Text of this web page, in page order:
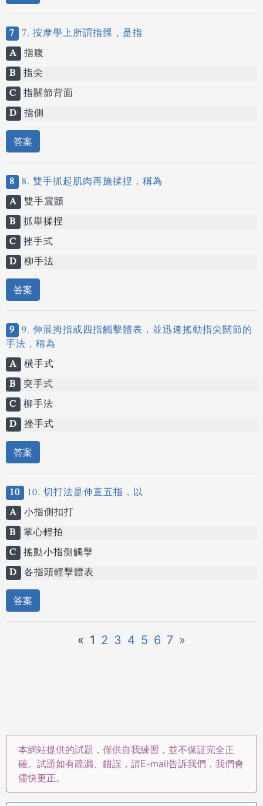
7 7. 按摩學上所謂指髁，是指
A 指腹
B 指尖
C 指關節背面
D 指側
答案
8 8. 雙手抓起肌肉再施揉捏，稱為
A 雙手震顫
B 抓舉揉捏
C 挫手式
D 柳手法
答案
9 9. 伸展拇指或四指觸擊體表，並迅速搖動指尖關節的
手法，稱為
A 橫手式
B
突手式
C 柳手法
D 挫手式
答案
10 10. 切打法是伸直五指，以
A 小指側扣打
B 掌心輕拍
C 搖動小指側觸擊
D 各指頭輕擊體表
答案
« 1 2 3 4 5 6 7 »
本網站提供的試題，僅供自我練習，並不保証完全正
確。試題如有疏漏、錯誤，請E-mail告訴我們，我們會
儘快更正。